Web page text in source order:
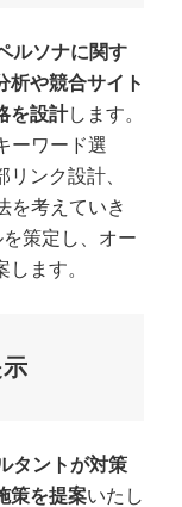
ルソナに関す
析や競合サイト
を設計します。
ーワード選
ンク設計、
を考えていき
策定し、オー
ます。
タントが対策
策を提案いたし